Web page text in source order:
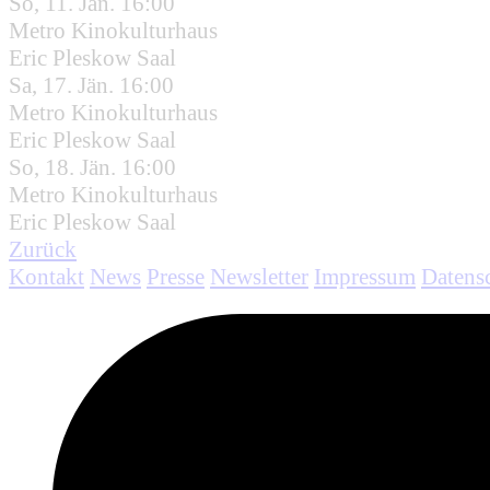
Metro Kinokulturhaus
Eric Pleskow Saal
Sa, 17. Jän. 16:00
Metro Kinokulturhaus
Eric Pleskow Saal
So, 18. Jän. 16:00
Metro Kinokulturhaus
Eric Pleskow Saal
Zurück
Kontakt News Presse Newsletter Impressum